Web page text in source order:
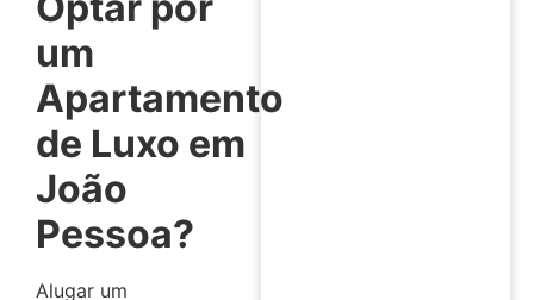
um
Apartamento
de Luxo em
João
Pessoa?
Alugar um